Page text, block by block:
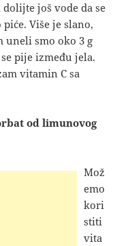
još vode da se
Više je slano,
uneli smo oko 3 g
pije između jela.
vitamin C sa
od limunovog
Mož
emo
kori
stiti
vita